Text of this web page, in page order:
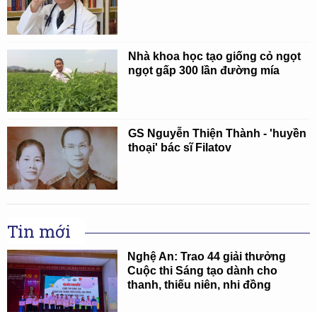
Nhà khoa học tạo giống cỏ ngọt
ngọt gấp 300 lần đường mía
GS Nguyễn Thiện Thành - 'huyền
thoại' bác sĩ Filatov
Tin mới
Nghệ An: Trao 44 giải thưởng
Cuộc thi Sáng tạo dành cho
thanh, thiếu niên, nhi đồng